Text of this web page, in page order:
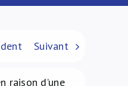
Suivant
raison d’une